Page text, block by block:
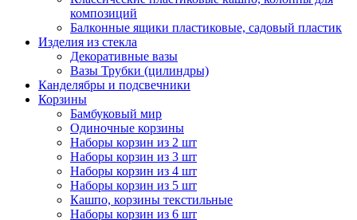
композиций
Балконные ящики пластиковые, садовый пластик
Изделия из стекла
Декоративные вазы
Вазы Трубки (цилиндры)
Канделябры и подсвечники
Корзины
Бамбуковый мир
Одиночные корзины
Наборы корзин из 2 шт
Наборы корзин из 3 шт
Наборы корзин из 4 шт
Наборы корзин из 5 шт
Кашпо, корзины текстильные
Наборы корзин из 6 шт